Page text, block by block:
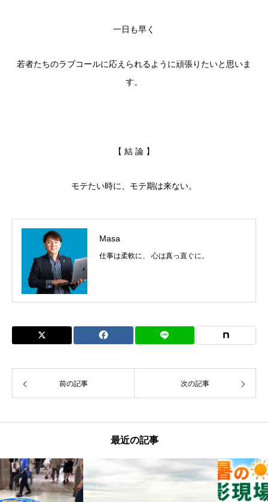
一日も早く
若者たちのラブコールに応えられるように頑張りたいと思いま
す。
【 結 論 】
モテたい時に、モテ期は来ない。
Masa
仕事は柔軟に、 心は真っ直ぐに。
前の記事 次の記事
最近の記事